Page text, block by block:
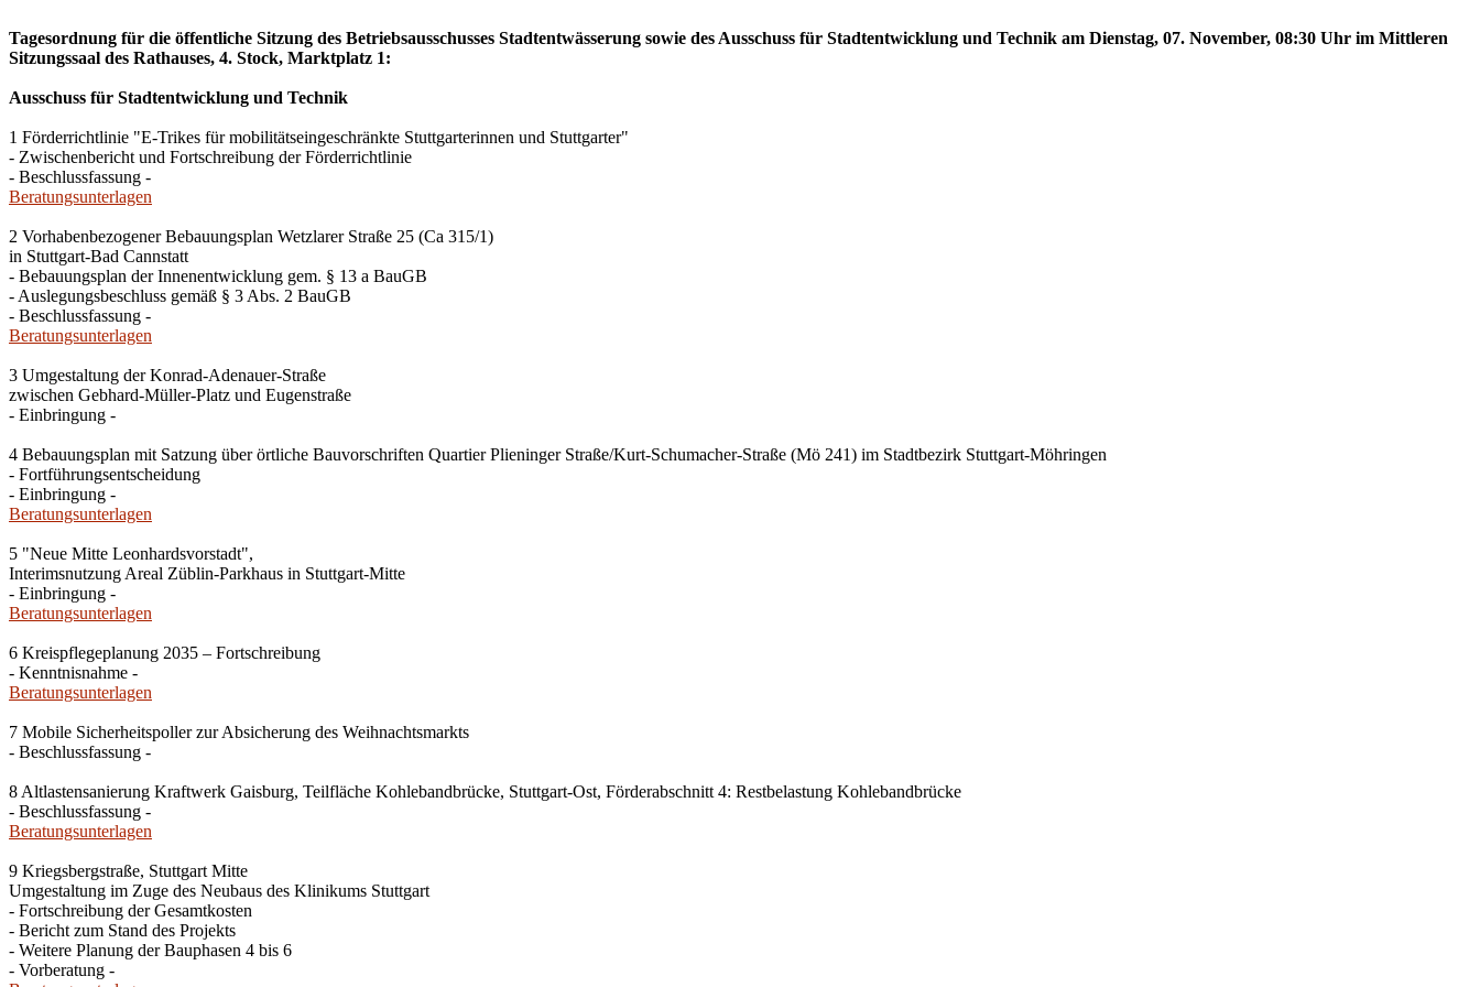
Tagesordnung für die öffentliche Sitzung des Betriebsausschusses Stadtentwässerung sowie des Ausschuss für Stadtentwicklung und Technik am Dienstag, 07. November, 08:30 Uhr im Mittleren
Sitzungssaal des Rathauses, 4. Stock, Marktplatz 1:
Ausschuss für Stadtentwicklung und Technik
1 Förderrichtlinie "E-Trikes für mobilitätseingeschränkte Stuttgarterinnen und Stuttgarter"
- Zwischenbericht und Fortschreibung der Förderrichtlinie
- Beschlussfassung -
Beratungsunterlagen
2 Vorhabenbezogener Bebauungsplan Wetzlarer Straße 25 (Ca 315/1)
in Stuttgart-Bad Cannstatt
- Bebauungsplan der Innenentwicklung gem. § 13 a BauGB
- Auslegungsbeschluss gemäß § 3 Abs. 2 BauGB
- Beschlussfassung -
Beratungsunterlagen
3 Umgestaltung der Konrad-Adenauer-Straße
zwischen Gebhard-Müller-Platz und Eugenstraße
- Einbringung -
4 Bebauungsplan mit Satzung über örtliche Bauvorschriften Quartier Plieninger Straße/Kurt-Schumacher-Straße (Mö 241) im Stadtbezirk Stuttgart-Möhringen
- Fortführungsentscheidung
- Einbringung -
Beratungsunterlagen
5 "Neue Mitte Leonhardsvorstadt",
Interimsnutzung Areal Züblin-Parkhaus in Stuttgart-Mitte
- Einbringung -
Beratungsunterlagen
6 Kreispflegeplanung 2035 – Fortschreibung
- Kenntnisnahme -
Beratungsunterlagen
7 Mobile Sicherheitspoller zur Absicherung des Weihnachtsmarkts
- Beschlussfassung -
8 Altlastensanierung Kraftwerk Gaisburg, Teilfläche Kohlebandbrücke, Stuttgart-Ost, Förderabschnitt 4: Restbelastung Kohlebandbrücke
- Beschlussfassung -
Beratungsunterlagen
9 Kriegsbergstraße, Stuttgart Mitte
Umgestaltung im Zuge des Neubaus des Klinikums Stuttgart
- Fortschreibung der Gesamtkosten
- Bericht zum Stand des Projekts
- Weitere Planung der Bauphasen 4 bis 6
- Vorberatung -